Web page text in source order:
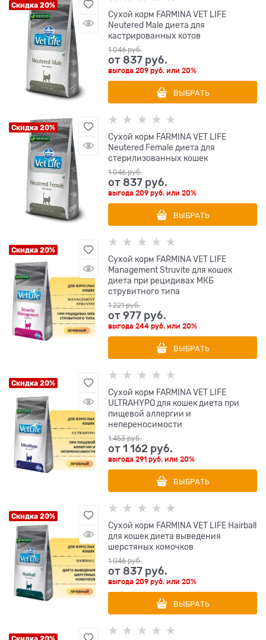
Скидка 20%
Сухой корм FARMINA VET LIFE
Neutered Male диета для
кастрированных котов
1 046 руб.
от 837 руб.
выгода209 руб. или20%
ВЫБРАТЬ
Скидка 20%
Сухой корм FARMINA VET LIFE
Neutered Female диета для
стерилизованных кошек
1 046 руб.
от 837 руб.
выгода209 руб. или20%
ВЫБРАТЬ
Скидка 20%
Сухой корм FARMINA VET LIFE
Management Struvite для кошек
диета при рецидивах МКБ
струвитного типа
1 221 руб.
от977 руб.
выгода244 руб. или20%
ВЫБРАТЬ
Скидка 20%
Сухой корм FARMINA VET LIFE
ULTRAHYPO для кошек диета при
пищевой аллергии и
непереносимости
1 453 руб.
от1 162 руб.
выгода291 руб. или20%
ВЫБРАТЬ
Скидка 20%
Сухой корм FARMINA VET LIFE Hairball
для кошек диета выведения
шерстяных комочков
1 046 руб.
от 837 руб.
выгода209 руб. или20%
ВЫБРАТЬ